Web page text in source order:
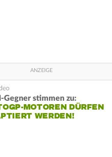
Gegner stimmen zu:
MOTOREN DÜRFEN
WERDEN!